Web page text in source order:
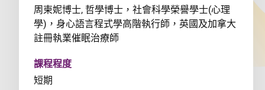
周柬妮博士, 哲學博士，社會科學榮譽學士(心理
學)，身心語言程式學高階執行師，英國及加拿大
註冊執業催眠治療師
課程程度
短期